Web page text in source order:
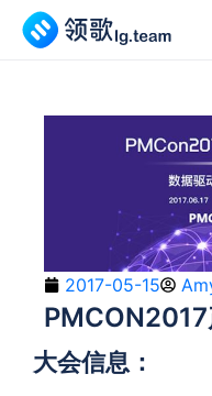
2017-05-15
大会信息：